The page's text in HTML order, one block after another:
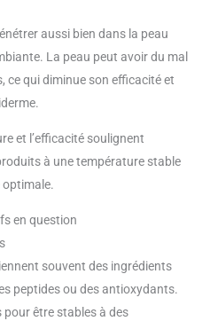
aussi bien dans la peau
La peau peut avoir du mal
qui diminue son efficacité et
et l’efficacité soulignent
à une température stable
en question
souvent des ingrédients
peptides ou des antioxydants.
être stables à des